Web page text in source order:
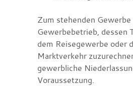
Zum stehenden
Gewerbebetrieb, dessen
dem Reisegewerbe oder
Marktverkehr
gewerbliche
Voraussetzung.